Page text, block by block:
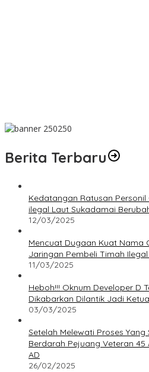
Berita Terbaru
Kedatangan Ratusan
ilegal Laut Sukadamai
12/03/2025
Mencuat Dugaan Kuat Nama
Jaringan Pembeli Timah
11/03/2025
Heboh!!! Oknum Developer D
Dikabarkan Dilantik Jadi
03/03/2025
Setelah Melewati Proses
Berdarah Pejuang Veteran 45
AD
26/02/2025